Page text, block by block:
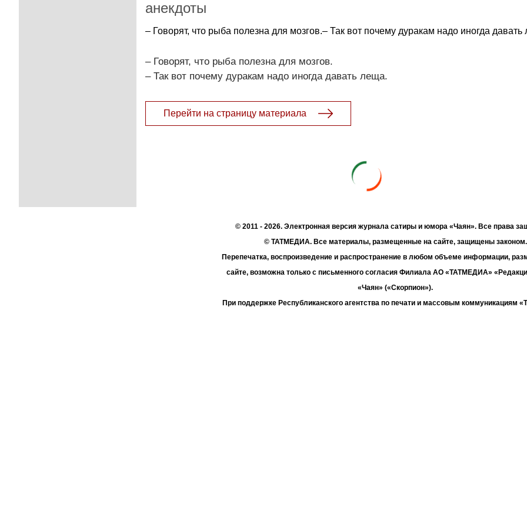
анекдоты
– Говорят, что рыба полезна для мозгов.– Так вот почему дуракам надо иногда давать
– Говорят, что рыба полезна для мозгов.
– Так вот почему дуракам надо иногда давать леща.
Перейти на страницу материала
© 2011 - 2026. Электронная версия журнала сатиры и юмора «Чаян». Все права
© ТАТМЕДИА. Все материалы, размещенные на сайте, защищены законом.
Перепечатка, воспроизведение и распространение в любом объеме информации,
сайте, возможна только с письменного согласия Филиала АО «ТАТМЕДИА»
«Чаян» («Скорпион»).
При поддержке Республиканского агентства по печати и массовым коммуникациям